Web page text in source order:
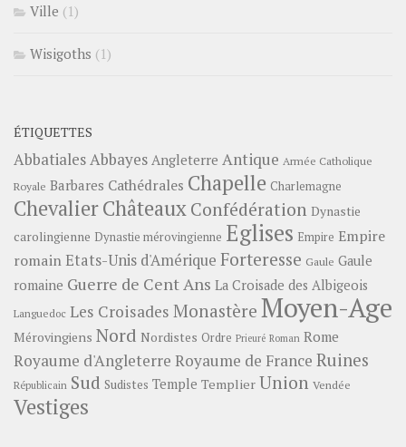
Ville (1)
Wisigoths (1)
ÉTIQUETTES
Abbatiales Abbayes Angleterre Antique Armée Catholique
Royale Barbares Cathédrales Chapelle Charlemagne
ChevalierChâteauxConfédération Dynastie
carolingienne Dynastie mérovingienne Eglises Empire Empire
romainEtats-Unis d'Amérique Forteresse Gaule Gaule
romaine Guerre de Cent Ans La Croisade des Albigeois
Languedoc Les Croisades Monastère Moyen-Age
Mérovingiens Nord Nordistes Ordre Prieuré Roman Rome
Royaume d'Angleterre Royaume de France Ruines
Républicain Sud Sudistes Temple Templier Union Vendée
Vestiges